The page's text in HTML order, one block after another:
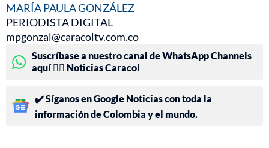
MARÍA PAULA GONZÁLEZ
PERIODISTA DIGITAL
mpgonzal@caracoltv.com.co
Suscríbase a nuestro canal de WhatsApp Channels
aquí 👉🏻 Noticias Caracol
✔️ Síganos en Google Noticias con toda la
información de Colombia y el mundo.